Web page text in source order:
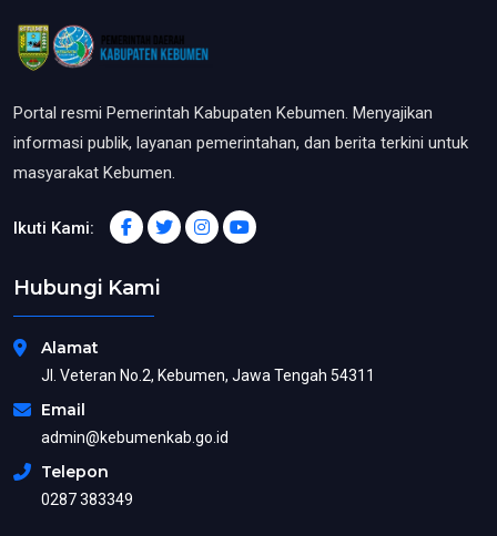
Portal resmi Pemerintah Kabupaten Kebumen. Menyajikan
informasi publik, layanan pemerintahan, dan berita terkini untuk
masyarakat Kebumen.
Ikuti Kami:
Hubungi Kami
Alamat
Jl. Veteran No.2, Kebumen, Jawa Tengah 54311
Email
admin@kebumenkab.go.id
Telepon
0287 383349